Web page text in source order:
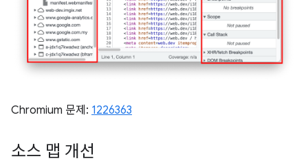
Chromium 문제: 1226363
소스 맵 개선